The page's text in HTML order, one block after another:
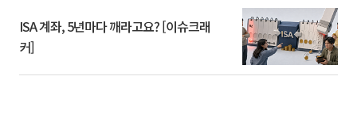
ISA 계좌, 5년마다 깨라고요? [이슈크래
커]